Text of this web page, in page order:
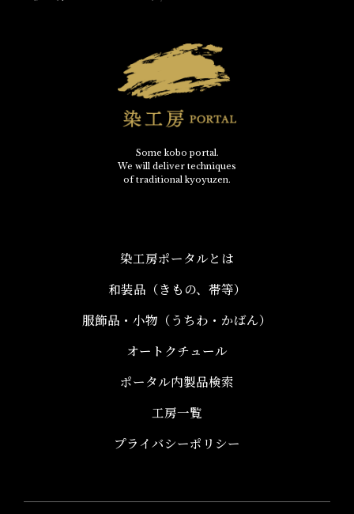
Some kobo portal.
We will deliver techniques
of traditional kyoyuzen.
染工房ポータルとは
和装品（きもの、帯等）​
服飾品・小物​（うちわ・かばん）
オートクチュール
ポータル内製品検索
工房一覧
プライバシーポリシー